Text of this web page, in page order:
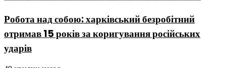
Робота над собою: харківський безробітний
отримав 15 років за коригування російських
ударів